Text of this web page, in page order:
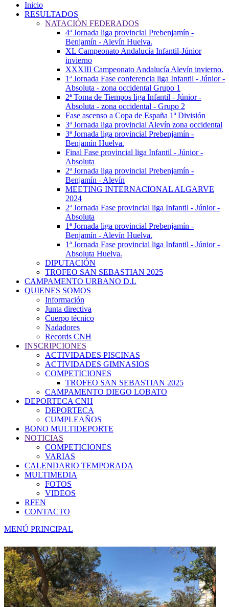
Inicio
RESULTADOS
NATACIÓN FEDERADOS
4ª Jornada liga provincial Prebenjamín -
Benjamín - Alevín Huelva.
XL Campeonato Andalucía Infantil-Júnior
invierno
XXXIII Campeonato Andalucía Alevín invierno.
1ª Jornada Fase conferencia liga Infantil - Júnior -
Absoluta - zona occidental Grupo 1
2ª Toma de Tiempos liga Infantil - Júnior -
Absoluta - zona occidental - Grupo 2
Fase ascenso a Copa de España 1ª División
3ª Jornada liga provincial Alevín zona occidental
3ª Jornada liga provincial Prebenjamín -
Benjamín Huelva.
Final Fase provincial liga Infantil - Júnior -
Absoluta
2ª Jornada liga provincial Prebenjamín -
Benjamín - Alevín
MEETING INTERNACIONAL ALGARVE
2024
2ª Jornada Fase provincial liga Infantil - Júnior -
Absoluta
1ª Jornada liga provincial Prebenjamín -
Benjamín - Alevín Huelva.
1ª Jornada Fase provincial liga Infantil - Júnior -
Absoluta Huelva.
DIPUTACIÓN
TROFEO SAN SEBASTIAN 2025
CAMPAMENTO URBANO D.L
QUIENES SOMOS
Información
Junta directiva
Cuerpo técnico
Nadadores
Records CNH
INSCRIPCIONES
ACTIVIDADES PISCINAS
ACTIVIDADES GIMNASIOS
COMPETICIONES
TROFEO SAN SEBASTIAN 2025
CAMPAMENTO DIEGO LOBATO
DEPORTECA CNH
DEPORTECA
CUMPLEAÑOS
BONO MULTIDEPORTE
NOTICIAS
COMPETICIONES
VARIAS
CALENDARIO TEMPORADA
MULTIMEDIA
FOTOS
VIDEOS
RFEN
CONTACTO
MENÚ PRINCIPAL